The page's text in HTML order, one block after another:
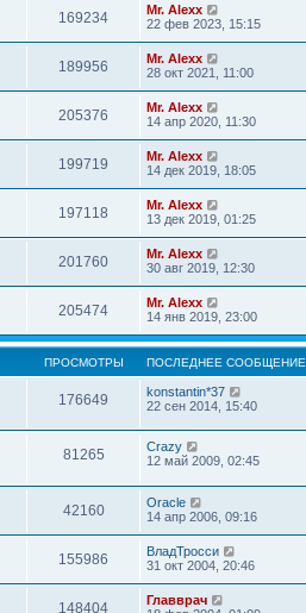
169234
Mr. Alexx
22 фев 2023, 15:15
189956
Mr. Alexx
28 окт 2021, 11:00
205376
Mr. Alexx
14 апр 2020, 11:30
199719
Mr. Alexx
14 дек 2019, 18:05
197118
Mr. Alexx
13 дек 2019, 01:25
201760
Mr. Alexx
30 авг 2019, 12:30
205474
Mr. Alexx
14 янв 2019, 23:00
ПРОСМОТРЫ ПОСЛЕДНЕЕ СООБЩЕНИЕ
176649
konstantin*37
22 сен 2014, 15:40
81265
Crazy
12 май 2009, 02:45
42160
Oracle
14 апр 2006, 09:16
155986
ВладТросси
31 окт 2004, 20:46
148404
Главврач